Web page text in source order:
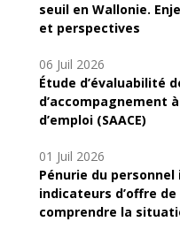
seuil en Wallonie.
et perspectives
06 Juil 2026
Étude d’évaluabilité
d’accompagnement
d’emploi (SAACE)
01 Juil 2026
Pénurie du
indicateurs d’offre
comprendre la